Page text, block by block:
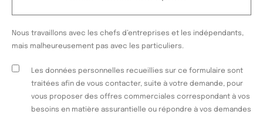
Nous travaillons avec les chefs d’entreprises et les indépendants,
mais malheureusement pas avec les particuliers.
Les données personnelles recueillies sur ce formulaire sont
traitées afin de vous contacter, suite à votre demande, pour
vous proposer des offres commerciales correspondant à vos
besoins en matière assurantielle ou répondre à vos demandes